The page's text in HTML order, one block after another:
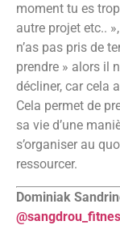
moment tu es
autre projet etc..
n’as pas pris de
prendre » alors il
décliner, car cela
Cela permet de
sa vie d’une
s’organiser au
ressourcer.
Dominiak